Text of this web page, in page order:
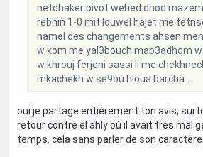
netdhaker pivot wehed dhod
rebhin 1-0 mit louwel hajet me
namel des changements ahsen
w kom me yal3bouch mab3adhom
w khrouj ferjeni sassi li me
mkachekh w se9ou hloua barcha ..
oui je partage entièrement ton avis,
retour contre el ahly où il avait très mal
temps. cela sans parler de son caractère...